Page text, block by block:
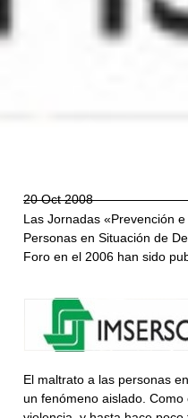
20 Oct 2008
Las Jornadas «Prevención
Personas en Situación de
Foro en el 2006 han sido
El maltrato a las personas
un fenómeno aislado.